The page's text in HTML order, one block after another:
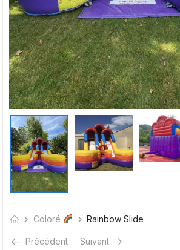
Coloré Rainbow Slide
Précédent Suivant